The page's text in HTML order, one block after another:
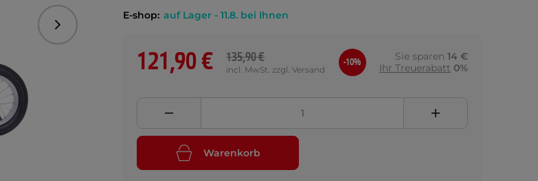
Folgend
E-shop: auf Lager - 11.8. bei Ihnen
121,90 € 135,90 €
incl. MwSt. zzgl. Versand
-10% Sie sparen 14 €
Ihr Treuerabatt 0%
Warenkorb